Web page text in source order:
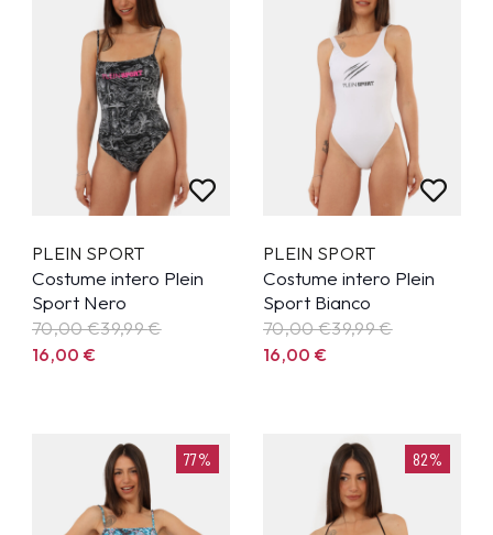
PLEIN SPORT
Costume intero Plein
Sport Nero
70,00 €39,99€
16,00€
PLEIN SPORT
Costume intero Plein
Sport Bianco
70,00 €39,99€
16,00€
77% 82%